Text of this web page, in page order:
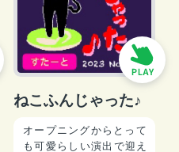
ねこふんじゃった♪
オープニングからとって
も可愛らしい演出で迎え